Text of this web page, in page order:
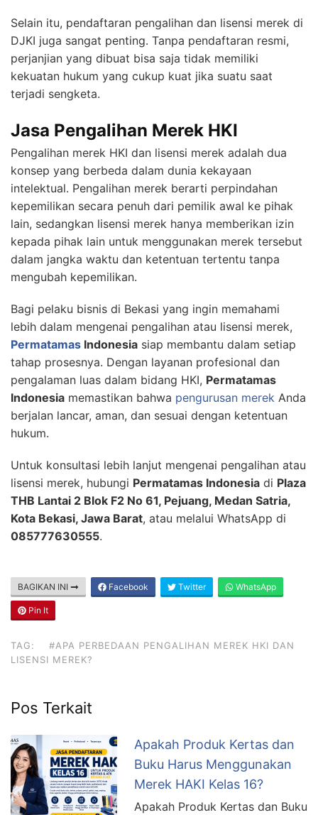
Selain itu, pendaftaran pengalihan dan lisensi merek di
DJKI juga sangat penting. Tanpa pendaftaran resmi,
perjanjian yang dibuat bisa saja tidak memiliki
kekuatan hukum yang cukup kuat jika suatu saat
terjadi sengketa.
Jasa Pengalihan Merek HKI
Pengalihan merek HKI dan lisensi merek adalah dua
konsep yang berbeda dalam dunia kekayaan
intelektual. Pengalihan merek berarti perpindahan
kepemilikan secara penuh dari pemilik awal ke pihak
lain, sedangkan lisensi merek hanya memberikan izin
kepada pihak lain untuk menggunakan merek tersebut
dalam jangka waktu dan ketentuan tertentu tanpa
mengubah kepemilikan.
Bagi pelaku bisnis di Bekasi yang ingin memahami
lebih dalam mengenai pengalihan atau lisensi merek,
Permatamas Indonesia siap membantu dalam setiap
tahap prosesnya. Dengan layanan profesional dan
pengalaman luas dalam bidang HKI, Permatamas
Indonesia memastikan bahwa pengurusan merek Anda
berjalan lancar, aman, dan sesuai dengan ketentuan
hukum.
Untuk konsultasi lebih lanjut mengenai pengalihan atau
lisensi merek, hubungi Permatamas Indonesia di Plaza
THB Lantai 2 Blok F2 No 61, Pejuang, Medan Satria,
Kota Bekasi, Jawa Barat, atau melalui WhatsApp di
085777630555.
BAGIKAN INI Facebook Twitter WhatsApp
Pin It
TAG:
#APA PERBEDAAN PENGALIHAN MEREK HKI DAN
LISENSI MEREK?
Pos Terkait
Apakah Produk Kertas dan
Buku Harus Menggunakan
Merek HAKI Kelas 16?
Apakah Produk Kertas dan Buku